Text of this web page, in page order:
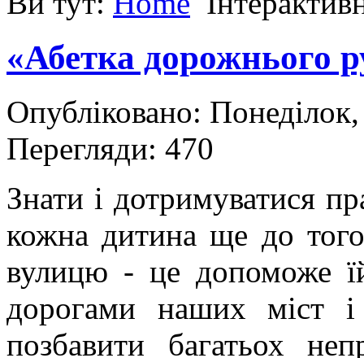
«Абетка дорожнього
Опубліковано:
Перегляди: 470
Знати і дотримуватися
кожна дитина ще до
вулицю - це допоможе
дорогами наших міст і
позбавити багатьох